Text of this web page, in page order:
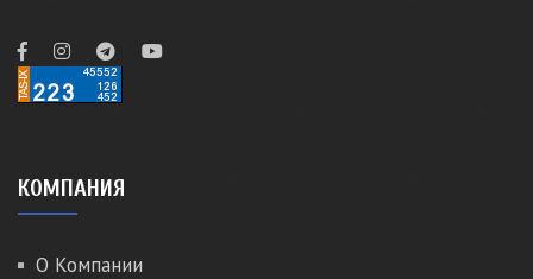
КОМПАНИЯ
О Компании